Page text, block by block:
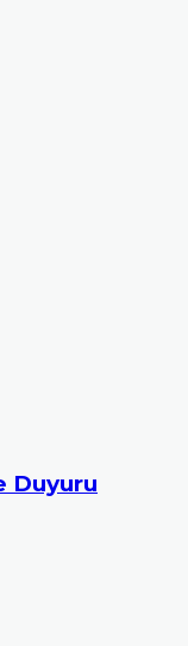
Duyuru